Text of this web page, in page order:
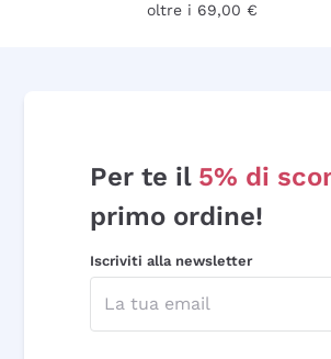
oltre i 69,00 €
Per te il 5% di
primo ordine!
Iscriviti alla newsletter